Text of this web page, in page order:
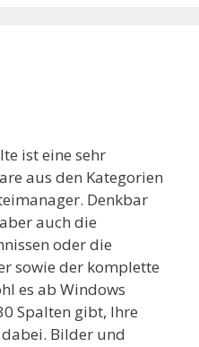
ist eine sehr
aus den Kategorien
Denkbar
auch die
oder die
sowie der komplette
es ab Windows
Spalten gibt, Ihre
Bilder und